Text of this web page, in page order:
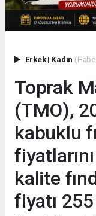
Erkek| Kadın
Toprak
(TMO),
kabuklu
kalite
fiyatı